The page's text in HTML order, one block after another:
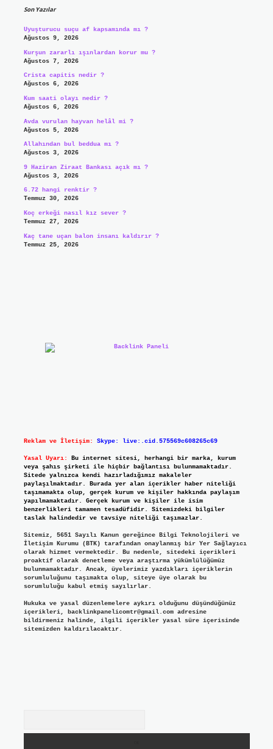
Son Yazılar
Uyuşturucu suçu af kapsamında mı ?
Ağustos 9, 2026
Kurşun zararlı ışınlardan korur mu ?
Ağustos 7, 2026
Crista capitis nedir ?
Ağustos 6, 2026
Kum saati olayı nedir ?
Ağustos 6, 2026
Avda vurulan hayvan helâl mi ?
Ağustos 5, 2026
Allahından bul beddua mı ?
Ağustos 3, 2026
9 Haziran Ziraat Bankası açık mı ?
Ağustos 3, 2026
6.72 hangi renktir ?
Temmuz 30, 2026
Koç erkeği nasıl kız sever ?
Temmuz 27, 2026
Kaç tane uçan balon insanı kaldırır ?
Temmuz 25, 2026
Reklam ve İletişim: Skype: live:.cid.575569c608265c69
Yasal Uyarı:
Bu internet sitesi, herhangi bir marka, kurum
veya şahıs şirketi ile hiçbir bağlantısı bulunmamaktadır.
Sitede yalnızca kendi hazırladığımız makaleler
paylaşılmaktadır. Burada yer alan içerikler haber niteliği
taşımamakta olup, gerçek kurum ve kişiler hakkında paylaşım
yapılmamaktadır. Gerçek kurum ve kişiler ile isim
benzerlikleri tamamen tesadüfidir. Sitemizdeki bilgiler
taslak halindedir ve tavsiye niteliği taşımazlar.
Sitemiz, 5651 Sayılı Kanun gereğince Bilgi Teknolojileri ve
İletişim Kurumu (BTK) tarafından onaylanmış bir Yer Sağlayıcı
olarak hizmet vermektedir. Bu nedenle, sitedeki içerikleri
proaktif olarak denetleme veya araştırma yükümlülüğümüz
bulunmamaktadır. Ancak, üyelerimiz yazdıkları içeriklerin
sorumluluğunu taşımakta olup, siteye üye olarak bu
sorumluluğu kabul etmiş sayılırlar.
Hukuka ve yasal düzenlemelere aykırı olduğunu düşündüğünüz
içerikleri, backlinkpanelicomtr@gmail.comadresine
bildirmeniz halinde, ilgili içerikler yasal süre içerisinde
sitemizden kaldırılacaktır.